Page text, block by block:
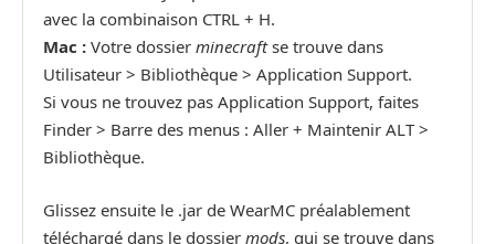
avec la combinaison CTRL + H.
Mac : Votre dossier minecraftse trouve dans
Utilisateur > Bibliothèque > Application Support.
Si vous ne trouvez pas Application Support, faites
Finder > Barre des menus : Aller + Maintenir ALT >
Bibliothèque.
Glissez ensuite le .jar de WearMC préalablement
téléchargé dans le dossier mods, qui se trouve dans